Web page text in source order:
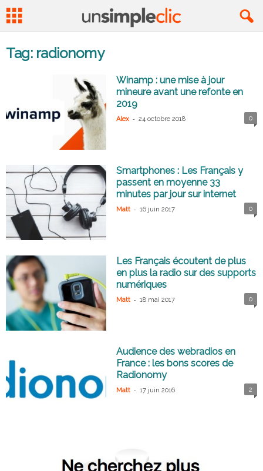
Tag: radionomy
Winamp : une mise à jour
mineure avant une refonte en
2019
Alex - 24 octobre 2018 0
Smartphones : Les Français y
passent en moyenne 33
minutes par jour sur internet
Matt - 16 juin 2017 0
Les Français écoutent de plus
en plus la radio sur des supports
numériques
Matt - 18 mai 2017 0
Audience des webradios en
France : les bons scores de
Radionomy
Matt - 17 juin 2016 2